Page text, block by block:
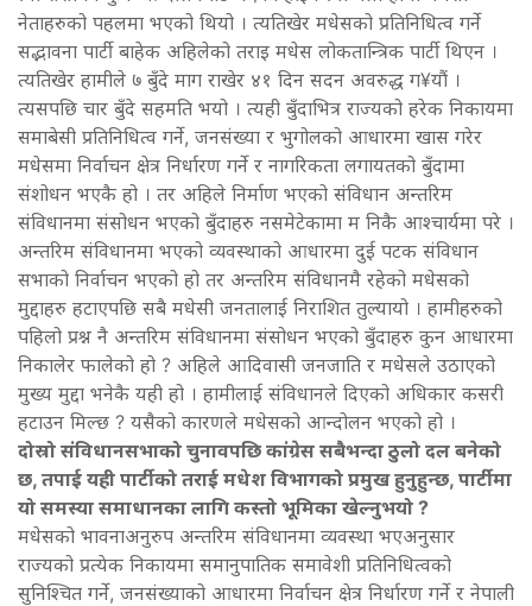
नेताहरुको पहलमा भएको थियो । त्यतिखेर मधेसको प्रतिनिधित्व गर्ने
सद्भावना पार्टी बाहेक अहिलेको तराइ मधेस लोकतान्त्रिक पार्टी थिएन ।
त्यतिखेर हामीले ७ बुँदे माग राखेर ४१ दिन सदन अवरुद्ध ग¥यौं ।
त्यसपछि चार बुँदे सहमति भयो । त्यही बुँदाभित्र राज्यको हरेक निकायमा
समाबेसी प्रतिनिधित्व गर्ने, जनसंख्या र भुगोलको आधारमा खास गरेर
मधेसमा निर्वाचन क्षेत्र निर्धारण गर्ने र नागरिकता लगायतको बुँदामा
संशोधन भएकै हो । तर अहिले निर्माण भएको संविधान अन्तरिम
संविधानमा संसोधन भएको बुँदाहरु नसमेटेकामा म निकै आश्चार्यमा परे ।
अन्तरिम संविधानमा भएको व्यवस्थाको आधारमा दुई पटक संविधान
सभाको निर्वाचन भएको हो तर अन्तरिम संविधानमै रहेको मधेसको
मुद्दाहरु हटाएपछि सबै मधेसी जनतालाई निराशित तुल्यायो । हामीहरुको
पहिलो प्रश्न नै अन्तरिम संविधानमा संसोधन भएको बुँदाहरु कुन आधारमा
निकालेर फालेको हो ? अहिले आदिवासी जनजाति र मधेसले उठाएको
मुख्य मुद्दा भनेकै यही हो । हामीलाई संविधानले दिएको अधिकार कसरी
हटाउन मिल्छ ? यसैको कारणले मधेसको आन्दोलन भएको हो ।
दोस्रो संविधानसभाको चुनावपछि कांग्रेस सबैभन्दा ठुलो दल बनेको
छ, तपाई यही पार्टीको तराई मधेश विभागको प्रमुख हुनुहुन्छ, पार्टीमा
यो समस्या समाधानका लागि कस्तो भूमिका खेल्नुभयो ?
मधेसको भावनाअनुरुप अन्तरिम संविधानमा व्यवस्था भएअनुसार
राज्यको प्रत्येक निकायमा समानुपातिक समावेशी प्रतिनिधित्वको
सुनिश्चित गर्ने, जनसंख्याको आधारमा निर्वाचन क्षेत्र निर्धारण गर्ने र नेपाली